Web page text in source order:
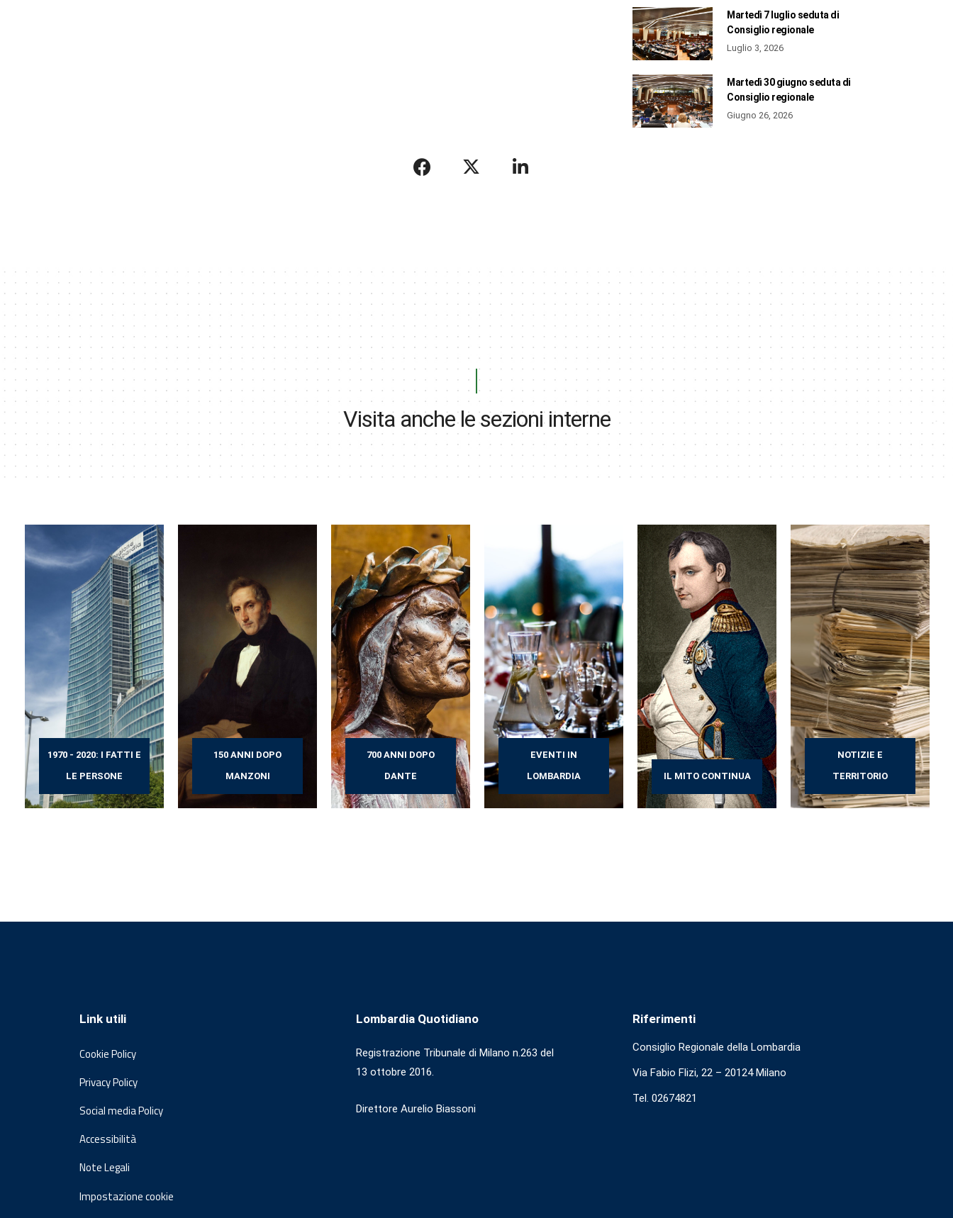
Martedì 7 luglio seduta di
Consiglio regionale
Luglio 3, 2026
Martedì 30 giugno seduta di
Consiglio regionale
Giugno 26, 2026
Visita anche le sezioni interne
1970 - 2020: I FATTI E
LE PERSONE
150 ANNI DOPO
MANZONI
700 ANNI DOPO
DANTE
EVENTI IN
LOMBARDIA
IL MITO CONTINUA
NOTIZIE E
TERRITORIO
Link utili
Cookie Policy
Privacy Policy
Social media Policy
Accessibilità
Note Legali
Impostazione cookie
Lombardia Quotidiano
Registrazione Tribunale di Milano n.263 del
13 ottobre 2016.
Direttore Aurelio Biassoni
Riferimenti
Consiglio Regionale della Lombardia
Via Fabio Flizi, 22 – 20124 Milano
Tel. 02674821